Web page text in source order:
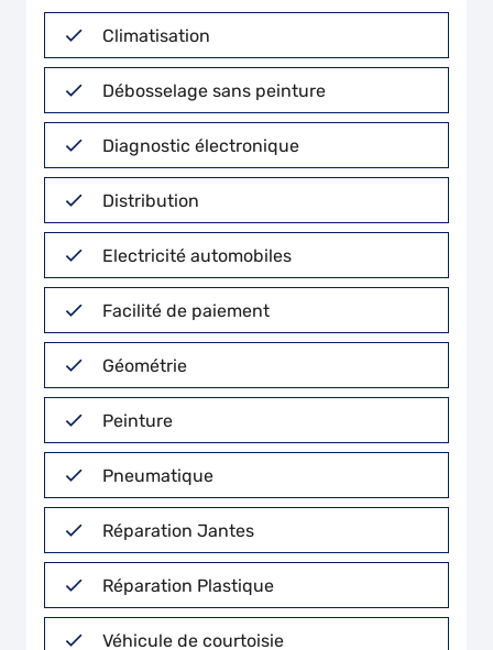
Climatisation
Débosselage sans peinture
Diagnostic électronique
Distribution
Electricité automobiles
Facilité de paiement
Géométrie
Peinture
Pneumatique
Réparation Jantes
Réparation Plastique
Véhicule de courtoisie